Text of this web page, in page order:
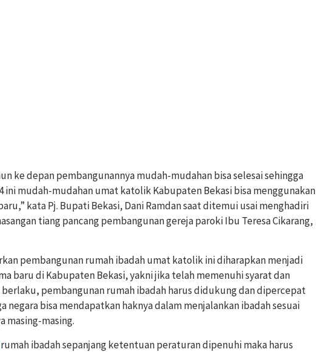
ke depan pembangunannya mudah-mudahan bisa selesai sehingga
ini mudah-mudahan umat katolik Kabupaten Bekasi bisa menggunakan
kata Pj. Bupati Bekasi, Dani Ramdan saat ditemui usai menghadiri
tiang pancang pembangunan gereja paroki Ibu Teresa Cikarang,
pembangunan rumah ibadah umat katolik ini diharapkan menjadi
baru di Kabupaten Bekasi, yakni jika telah memenuhi syarat dan
pembangunan rumah ibadah harus didukung dan dipercepat
negara bisa mendapatkan haknya dalam menjalankan ibadah sesuai
masing-masing.
rumah ibadah sepanjang ketentuan peraturan dipenuhi maka harus